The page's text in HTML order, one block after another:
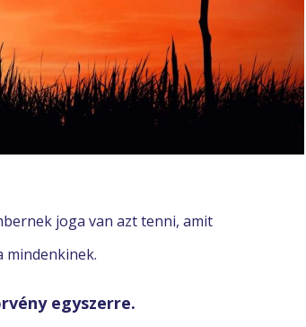
joga van azt tenni, amit
mindenkinek.
egyszerre.